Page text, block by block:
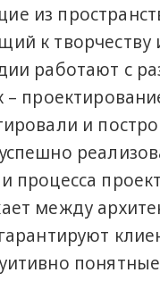
из
к
работают с
и
между